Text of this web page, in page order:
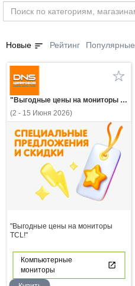
Новые sort Рейтинг Популярные
"Выгодные цены на мониторы TCL!"
(2 - 15 Июня 2026)
"Выгодные цены на мониторы
TCL!"
Компьютерные
мониторы